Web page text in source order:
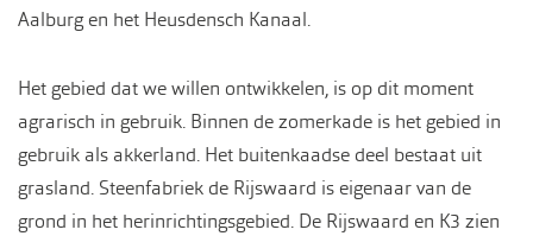
Aalburg en het Heusdensch Kanaal.
Het gebied dat we willen ontwikkelen, is op dit moment
agrarisch in gebruik. Binnen de zomerkade is het gebied in
gebruik als akkerland. Het buitenkaadse deel bestaat uit
grasland. Steenfabriek de Rijswaard is eigenaar van de
grond in het herinrichtingsgebied. De Rijswaard en K3 zien